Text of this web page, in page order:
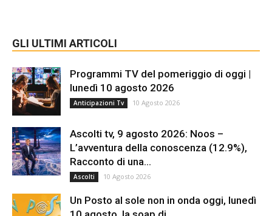
GLI ULTIMI ARTICOLI
Programmi TV del pomeriggio di oggi |
lunedì 10 agosto 2026
Anticipazioni Tv 10 Agosto 2026
Ascolti tv, 9 agosto 2026: Noos –
L’avventura della conoscenza (12.9%),
Racconto di una...
Ascolti 10 Agosto 2026
Un Posto al sole non in onda oggi, lunedì